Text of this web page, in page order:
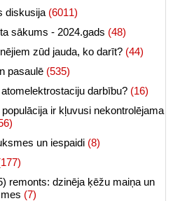
diskusija (6011)
sākums - 2024.gads (48)
zūd jauda, ko darīt? (44)
pasaulē (535)
darbību? (16)
ir kļuvusi nekontrolējama
un iespaidi (8)
remonts: dzinēja ķēžu maiņa un
(7)